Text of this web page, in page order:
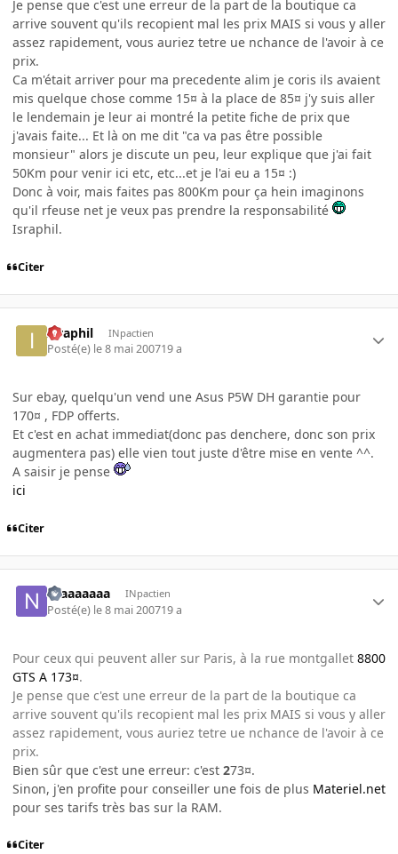
Je pense que c'est une erreur de la part de la boutique ca
arrive souvent qu'ils recopient mal les prix MAIS si vous y aller
assez rapidement, vous auriez tetre ue nchance de l'avoir à ce
prix.
Ca m'était arriver pour ma precedente alim je coris ils avaient
mis quelque chose comme 15¤ à la place de 85¤ j'y suis aller
le lendemain je leur ai montré la petite fiche de prix que
j'avais faite... Et là on me dit "ca va pas être possible
monsieur" alors je discute un peu, leur explique que j'ai fait
50Km pour venir ici etc, etc...et je l'ai eu a 15¤ :)
Donc à voir, mais faites pas 800Km pour ça hein imaginons
qu'il rfeuse net je veux pas prendre la responsabilité
Israphil.
Citer
Israphil INpactien
Posté(e) le 8 mai 200719 a
Sur ebay, quelqu'un vend une Asus P5W DH garantie pour
170¤ , FDP offerts.
Et c'est en achat immediat(donc pas denchere, donc son prix
augmentera pas) elle vien tout juste d'être mise en vente ^^.
A saisir je pense
ici
Citer
Niaaaaaaa INpactien
Posté(e) le 8 mai 200719 a
Pour ceux qui peuvent aller sur Paris, à la rue montgallet 8800
GTS A 173¤.
Je pense que c'est une erreur de la part de la boutique ca
arrive souvent qu'ils recopient mal les prix MAIS si vous y aller
assez rapidement, vous auriez tetre ue nchance de l'avoir à ce
prix.
Bien sûr que c'est une erreur: c'est 273¤.
Sinon, j'en profite pour conseiller une fois de plus Materiel.net
pour ses tarifs très bas sur la RAM.
Citer